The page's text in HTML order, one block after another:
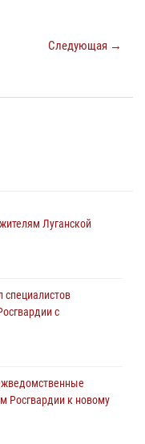
Следующая →
Луганской
специалистов
с
Росгвардии к новому